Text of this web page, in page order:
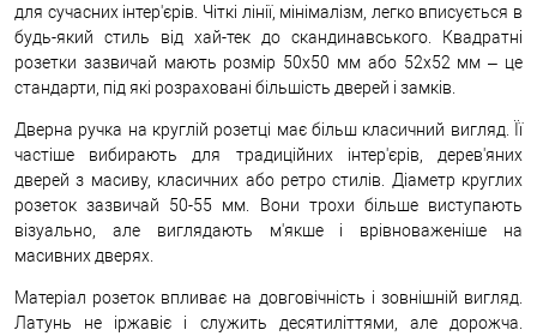
для сучасних інтер'єрів. Чіткі лінії, мінімалізм, легко вписується в
будь-який стиль від хай-тек до скандинавського. Квадратні
розетки зазвичай мають розмір 50х50 мм або 52х52 мм – це
стандарти, під які розраховані більшість дверей і замків.
Дверна ручка на круглій розетці має більш класичний вигляд. Її
частіше вибирають для традиційних інтер'єрів, дерев'яних
дверей з масиву, класичних або ретро стилів. Діаметр круглих
розеток зазвичай 50-55 мм. Вони трохи більше виступають
візуально, але виглядають м'якше і врівноваженіше на
масивних дверях.
Матеріал розеток впливає на довговічність і зовнішній вигляд.
Латунь не іржавіє і служить десятиліттями, але дорожча.